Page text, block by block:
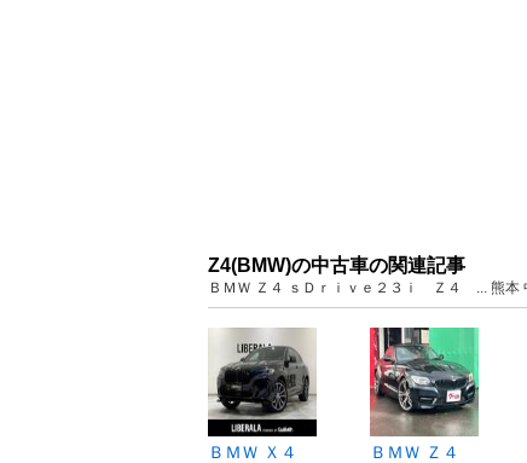
Z4(BMW)の中古車の関連記事
ＢＭＷ Ｚ４ ｓＤｒｉｖｅ２３ｉ Ｚ４ ... 熊本
ＢＭＷ Ｘ４
ＢＭＷ Ｚ４